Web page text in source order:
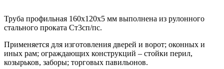
Труба профильная 160х120х5 мм выполнена из рулонного
стального проката Ст3сп/пс.
Применяется для изготовления дверей и ворот; оконных и
иных рам; ограждающих конструкций – стойки перил,
козырьков, заборы; торговых павильонов.